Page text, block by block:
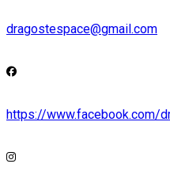
dragostespace@gmail.com
https://www.facebook.com/